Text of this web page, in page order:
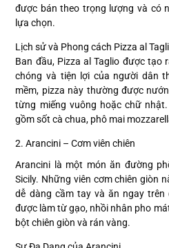
được bán theo trọng lượng và có
lựa chọn.
Lịch sử và Phong cách Pizza al
Ban đầu, Pizza al Taglio được tạo
chóng và tiện lợi của người dân
mềm, pizza này thường được
từng miếng vuông hoặc chữ
gồm sốt cà chua, phô mai
2. Arancini – Cơm viên chiên
Arancini là một món ăn đường
Sicily. Những viên cơm chiên giòn
dễ dàng cầm tay và ăn ngay
được làm từ gạo, nhồi nhân pho
bột chiên giòn và rán vàng.